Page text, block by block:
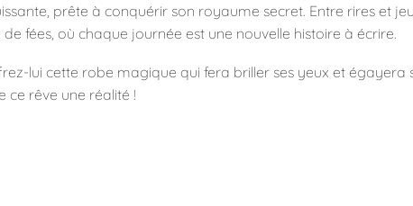
prête à conquérir son royaume secret. Entre rires et
fées, où chaque journée est une nouvelle histoire à écrire.
lui cette robe magique qui fera briller ses yeux et égayera
ce rêve une réalité !